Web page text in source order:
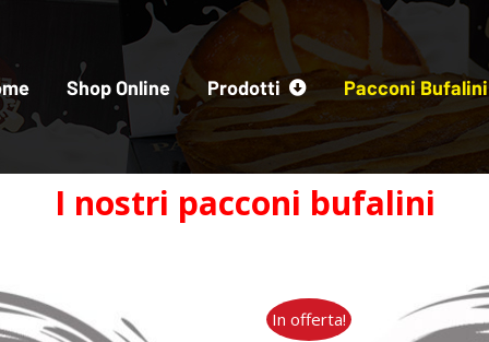
Shop Online Prodotti Pacconi Bufalini
I nostri pacconi bufalini
In offerta!